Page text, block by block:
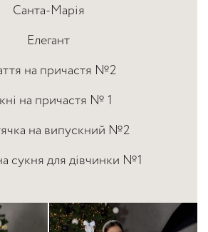
Санта-Марія
Елегант
на причастя №2
на причастя № 1
на випускний №2
сукня для дівчинки №1